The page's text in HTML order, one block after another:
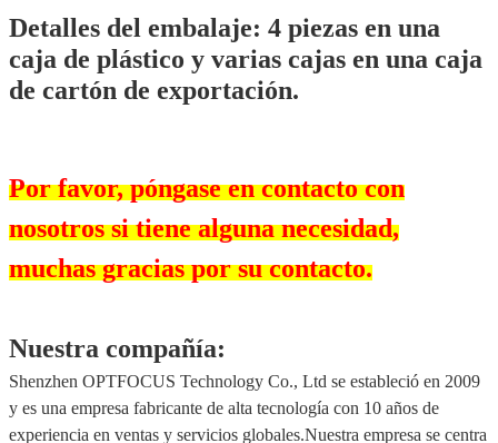
Más artículos para que compruebes:
25G SFP28 OTS-25G-SR
25G SFP28 850NM MM 100M LC
OTS-25G-CXX-10
25G SFP28 1270-1370NM SM 10KM
OBS-25G-2733-10
25G SFP28 1270NM SM 10KM LC
OBS-25G-3327-10
25G SFP28 1330NM SM 10KM LC
OTQ-40G-LR4
100G QSFP28
OTQ-100G-SR4
100G QSFP28 850NM MM 100M MPO
VCSEL